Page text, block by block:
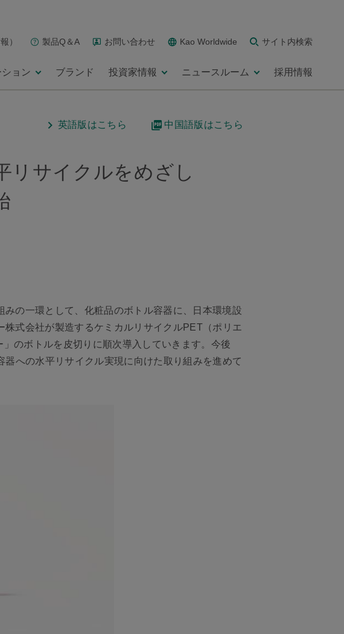
） 製品Q＆A お問い合わせ Kao Worldwide サイト内検索
ョン ブランド 投資家情報 ニュースルーム 採用情報
英語版はこちら 中国語版はこちら
リサイクルをめざし
の一環として、化粧品のボトル容器に、日本環境設
式会社が製造するケミカルリサイクルPET（ポリエ
のボトルを皮切りに順次導入していきます。今後
への水平リサイクル実現に向けた取り組みを進めて